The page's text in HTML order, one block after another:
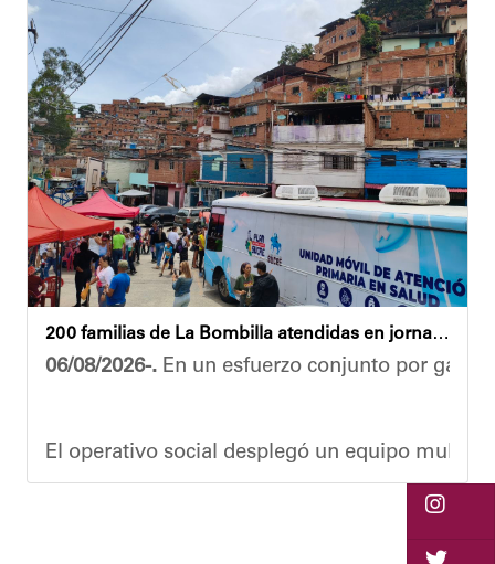
“El proceso comenzó con una primera
Ante la emergencia, los vecinos del referido
Las cuadrillas de trabajo permanecen
Yois Coellar
200 familias de La Bombilla atendidas en jornada integral
06/08/2026-. En un esfuerzo conjunto por
El operativo social desplegó un equipo